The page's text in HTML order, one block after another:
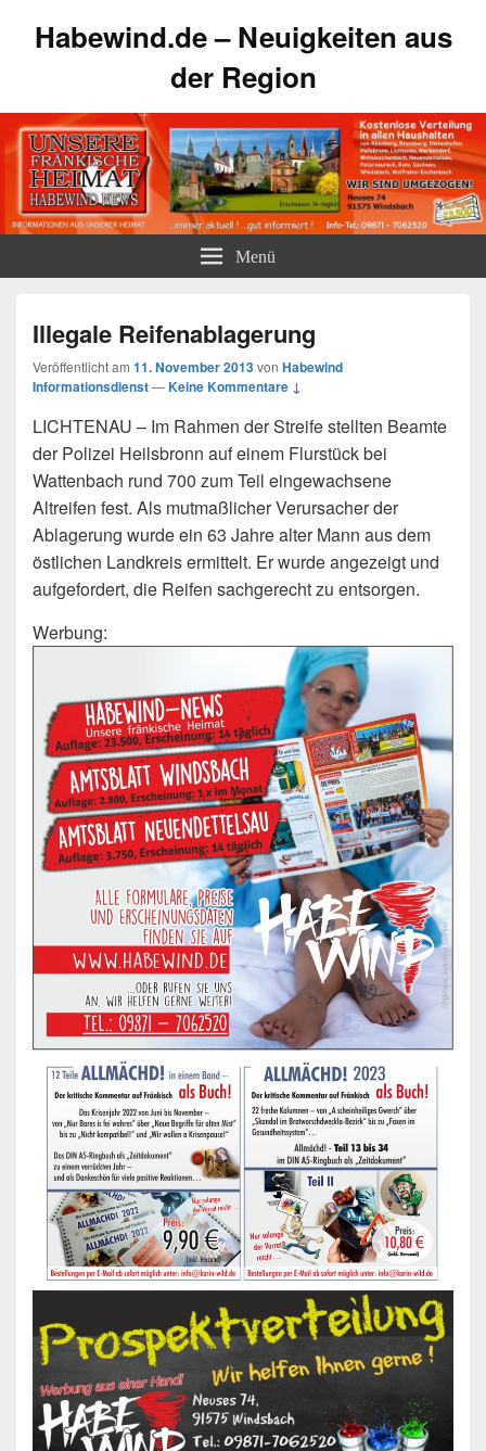
Habewind.de – Neuigkeiten aus
der Region
Menü
Illegale Reifenablagerung
Veröffentlicht am 11. November 2013von Habewind
Informationsdienst—Keine Kommentare ↓
LICHTENAU – Im Rahmen der Streife stellten Beamte
der Polizei Heilsbronn auf einem Flurstück bei
Wattenbach rund 700 zum Teil eingewachsene
Altreifen fest. Als mutmaßlicher Verursacher der
Ablagerung wurde ein 63 Jahre alter Mann aus dem
östlichen Landkreis ermittelt. Er wurde angezeigt und
aufgefordert, die Reifen sachgerecht zu entsorgen.
Werbung: